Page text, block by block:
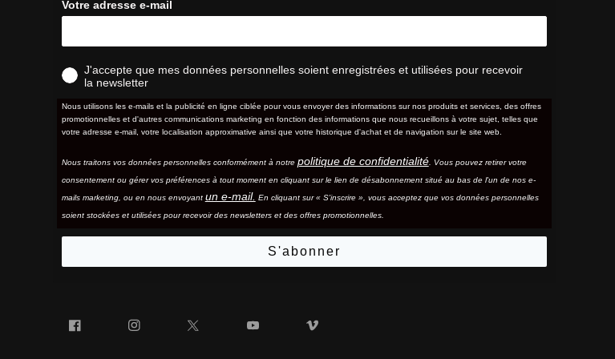
Votre adresse e-mail
J'accepte que mes données personnelles soient enregistrées et utilisées pour recevoir
la newsletter
Nous utilisons les e-mails et la publicité en ligne ciblée pour vous envoyer des informations sur nos produits et services, des offres
promotionnelles et d'autres communications marketing en fonction des informations que nous recueillons à votre sujet, telles que
votre adresse e-mail, votre localisation approximative ainsi que votre historique d'achat et de navigation sur le site web.
Nous traitons vos données personnelles conformément à notre politique de confidentialité. Vous pouvez retirer votre
consentement ou gérer vos préférences à tout moment en cliquant sur le lien de désabonnement situé au bas de l'un de nos e-
mails marketing, ou en nous envoyant un e-mail. En cliquant sur « S'inscrire », vous acceptez que vos données personnelles
soient stockées et utilisées pour recevoir des newsletters et des offres promotionnelles.
S'abonner
Facebook Instagram YouTube